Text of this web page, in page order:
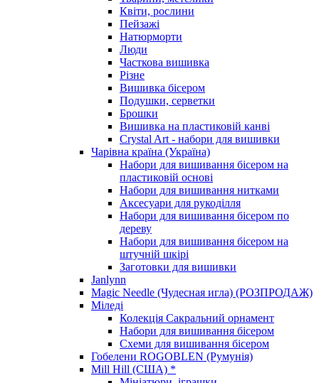
Квіти, рослини
Пейзажі
Натюрморти
Люди
Часткова вишивка
Різне
Вишивка бісером
Подушки, серветки
Брошки
Вишивка на пластиковій канві
Crystal Art - набори для вишивки
Чарівна країна (Україна)
Набори для вишивання бісером на
пластиковій основі
Набори для вишивання нитками
Аксесуари для рукоділля
Набори для вишивання бісером по
дереву
Набори для вишивання бісером на
штучній шкірі
Заготовки для вишивки
Janlynn
Magic Needle (Чудесная игла) (РОЗПРОДАЖ)
Міледі
Колекція Сакральний орнамент
Набори для вишивання бісером
Схеми для вишивання бісером
Гобелени ROGOBLEN (Румунія)
Mill Hill (США) *